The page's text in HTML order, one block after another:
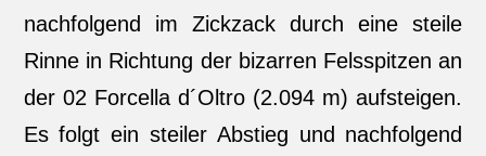
nachfolgend im Zickzack durch eine steile
Rinne in Richtung der bizarren Felsspitzen an
der 02 Forcella d´Oltro (2.094 m) aufsteigen.
Es folgt ein steiler Abstieg und nachfolgend